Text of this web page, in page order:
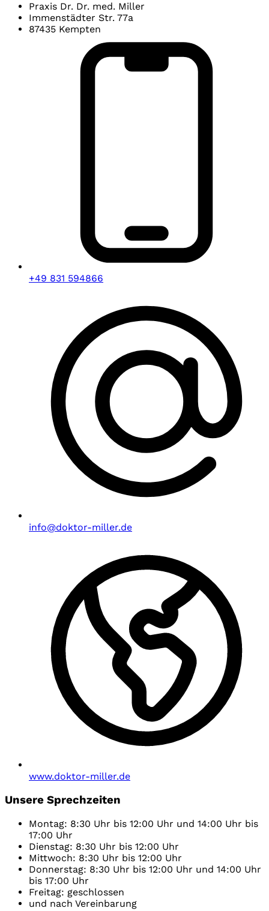
Praxis Dr. Dr. med. Miller
Immenstädter Str. 77a
87435 Kempten
+49 831 594866
info@doktor-miller.de
www.doktor-miller.de
Unsere Sprechzeiten
Montag: 8:30 Uhr bis 12:00 Uhr und 14:00 Uhr bis
17:00 Uhr
Dienstag: 8:30 Uhr bis 12:00 Uhr
Mittwoch: 8:30 Uhr bis 12:00 Uhr
Donnerstag: 8:30 Uhr bis 12:00 Uhr und 14:00 Uhr
bis 17:00 Uhr
Freitag: geschlossen
und nach Vereinbarung